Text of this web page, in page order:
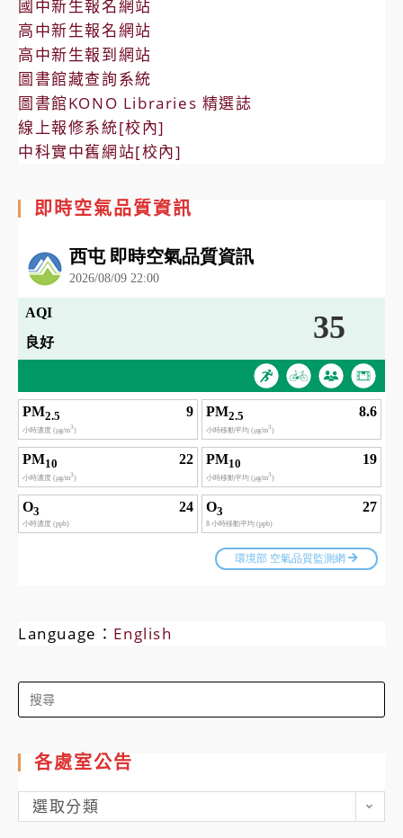
國中新生報名網站
高中新生報名網站
高中新生報到網站
圖書館藏查詢系統
圖書館KONO Libraries 精選誌
線上報修系統[校內]
中科實中舊網站[校內]
即時空氣品質資訊
Language： English
Search
for:
各處室公告
各
處
選取分類